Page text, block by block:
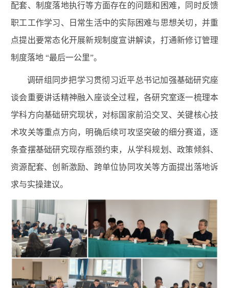
配套、制度落地执行等方面存在的问题和困难，同时反馈
职工工作学习、日常生活中的实际困难与思想关切，并重
点提出要常态化开展新规制度宣讲解读，打通新修订管理
制度落地 “最后一公里”。
调研组同步把学习贯彻习近平总书记加强基础研究座
谈会重要讲话精神融入座谈全过程，各研究室逐一梳理本
学科方向基础研究现状，对标国家前沿交叉、关键核心技
术攻关等重点方向，明确后续可攻坚突破的细分赛道，逐
条查摆基础研究现存瓶颈约束，从学科规划、政策倾斜、
资源配套、创新激励、跨单位协同攻关等方面提出落地诉
求与实操建议。